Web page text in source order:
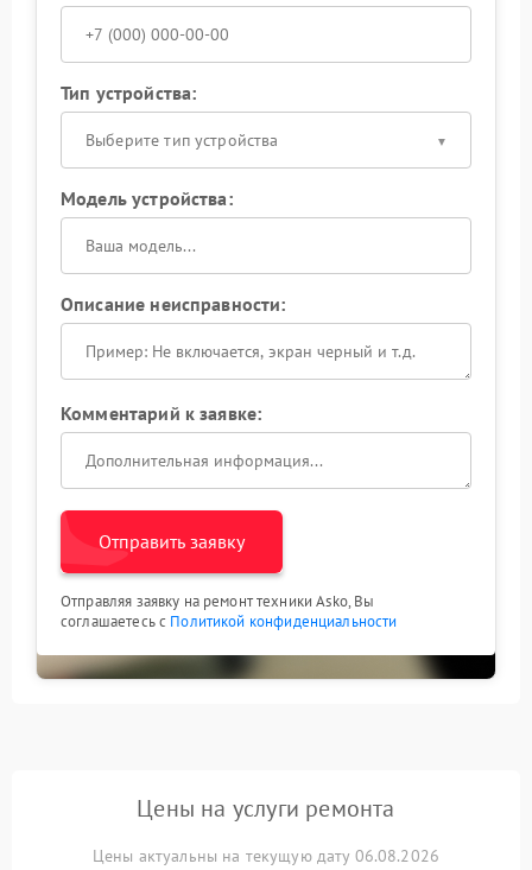
Тип устройства:
Выберите тип устройства
Модель устройства:
Описание неисправности:
Комментарий к заявке:
Отправить заявку
Отправляя заявку на ремонт техники Asko, Вы
соглашаетесь с Политикой конфиденциальности
Цены на услуги ремонта
Цены актуальны на текущую дату 06.08.2026